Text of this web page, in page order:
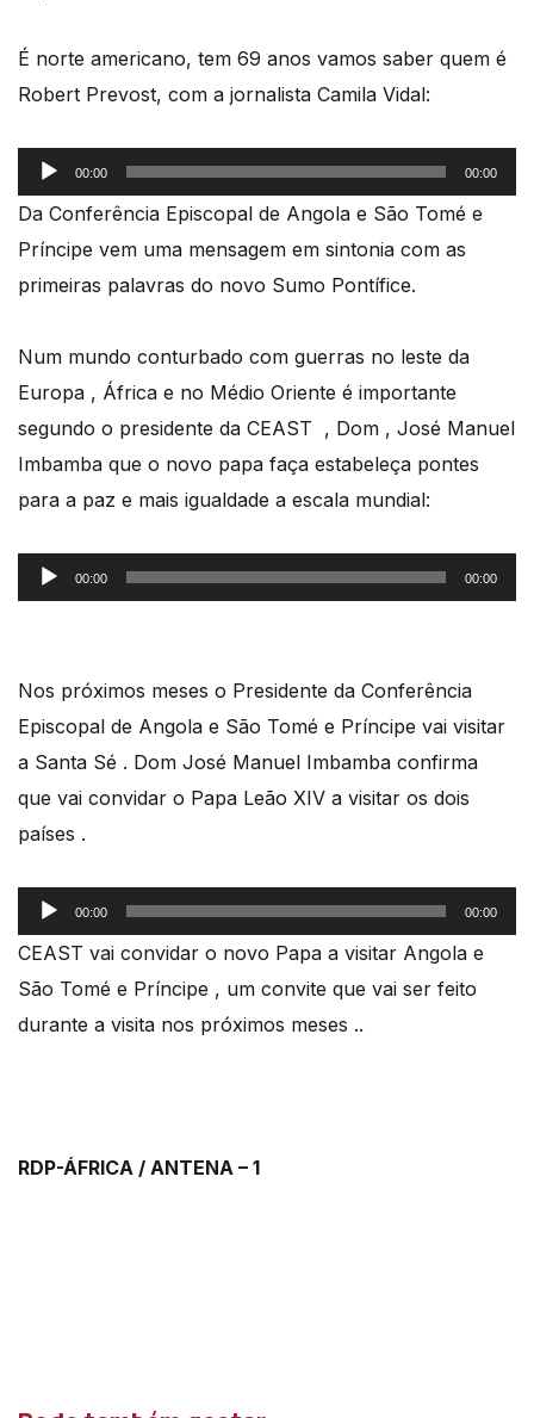
É norte americano, tem 69 anos vamos saber quem é
Robert Prevost, com a jornalista Camila Vidal:
Reprodutor
de
áudio
00:00 00:00
Da Conferência Episcopal de Angola e São Tomé e
Príncipe vem uma mensagem em sintonia com as
primeiras palavras do novo Sumo Pontífice.
Num mundo conturbado com guerras no leste da
Europa , África e no Médio Oriente é importante
segundo o presidente da CEAST , Dom , José Manuel
Imbamba que o novo papa faça estabeleça pontes
para a paz e mais igualdade a escala mundial:
Reprodutor
de
00:00 00:00
Nos próximos meses o Presidente da Conferência
Episcopal de Angola e São Tomé e Príncipe vai visitar
a Santa Sé . Dom José Manuel Imbamba confirma
que vai convidar o Papa Leão XIV a visitar os dois
países .
Reprodutor
de
00:00 00:00
CEAST vai convidar o novo Papa a visitar Angola e
São Tomé e Príncipe , um convite que vai ser feito
durante a visita nos próximos meses ..
RDP-ÁFRICA / ANTENA – 1